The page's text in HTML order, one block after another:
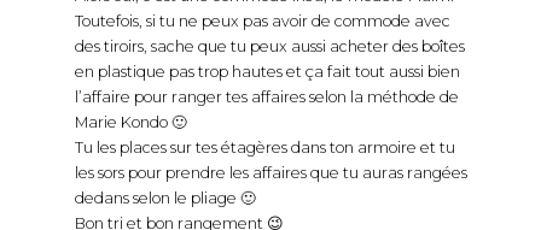
Toutefois, si tu ne peux pas avoir de commode avec
des tiroirs, sache que tu peux aussi acheter des boîtes
en plastique pas trop hautes et ça fait tout aussi bien
l’affaire pour ranger tes affaires selon la méthode de
Marie Kondo 🙂
Tu les places sur tes étagères dans ton armoire et tu
les sors pour prendre les affaires que tu auras rangées
dedans selon le pliage 🙂
Bon tri et bon rangement 😉